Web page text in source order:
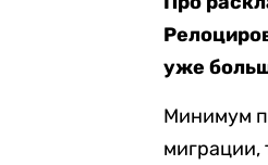
уже
Минимум
миграции,